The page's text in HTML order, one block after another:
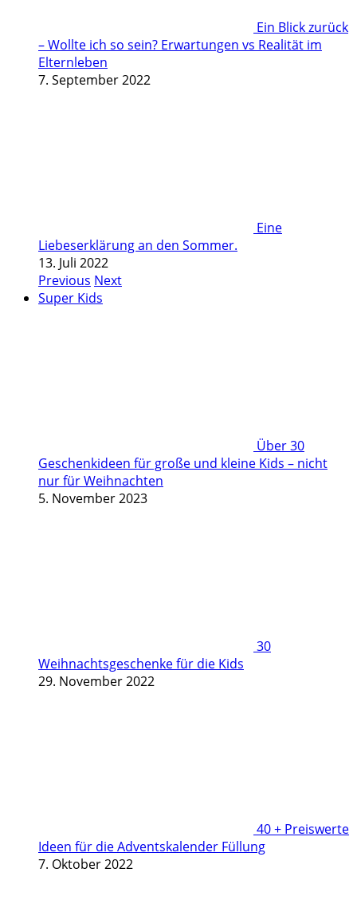
Ein Blick zurück
– Wollte ich so sein? Erwartungen vs Realität im
Elternleben
7. September 2022
Eine
Liebeserklärung an den Sommer.
13. Juli 2022
Previous Next
Super Kids
Über 30
Geschenkideen für große und kleine Kids – nicht
nur für Weihnachten
5. November 2023
30
Weihnachtsgeschenke für die Kids
29. November 2022
40 + Preiswerte
Ideen für die Adventskalender Füllung
7. Oktober 2022